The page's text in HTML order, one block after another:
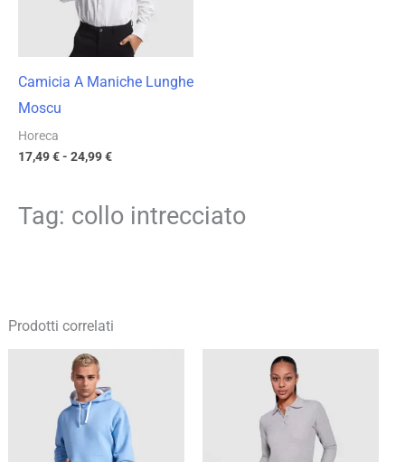
Camicia A Maniche Lunghe
Moscu
Horeca
17,49€- 24,99€
Tag: collo intrecciato
Prodotti correlati
prezzo:
da
14,08 €
a
20,12 €
di
prezzo:
da
12,33 €
17,62 €